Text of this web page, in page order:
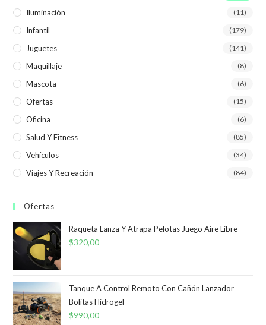
Iluminación (11)
Infantil (179)
Juguetes (141)
Maquillaje (8)
Mascota (6)
Ofertas (15)
Oficina (6)
Salud Y Fitness (85)
Vehículos (34)
Viajes Y Recreación (84)
Ofertas
Raqueta Lanza Y Atrapa Pelotas Juego Aire Libre
$320,00
Tanque A Control Remoto Con Cañón Lanzador
Bolitas Hidrogel
$990,00